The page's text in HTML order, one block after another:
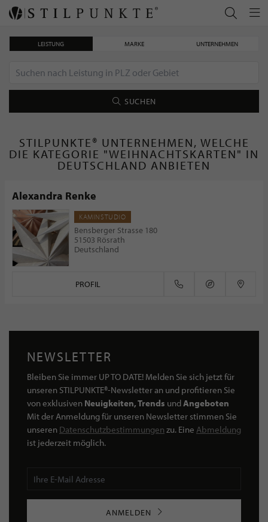
LEISTUNG MARKE UNTERNEHMEN
SUCHEN
STILPUNKTE® UNTERNEHMEN, WELCHE
DIE KATEGORIE "WEIHNACHTSKARTEN" IN
DEUTSCHLAND ANBIETEN
Alexandra Renke
KAMINSTUDIO
Bensberger Strasse 180
51503 Rösrath
Deutschland
PROFIL
NEWSLETTER
Bleiben Sie immer UP TO DATE! Melden Sie sich jetzt für
unseren STILPUNKTE®-Newsletter an und profitieren Sie
von exklusiven Neuigkeiten, Trends undAngeboten
Mit der Anmeldung für unseren Newsletter stimmen Sie
unseren Datenschutzbestimmungen zu. Eine Abmeldung
ist jederzeit möglich.
ANMELDEN